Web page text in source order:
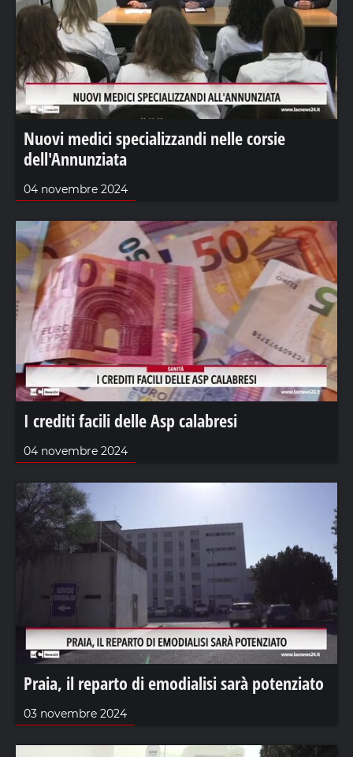
Nuovi medici specializzandi nelle corsie
dell'Annunziata
04 novembre 2024
I crediti facili delle Asp calabresi
04 novembre 2024
Praia, il reparto di emodialisi sarà potenziato
03 novembre 2024